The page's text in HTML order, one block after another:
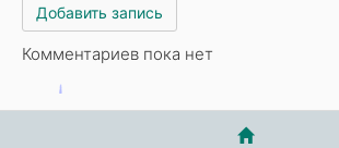
Добавить запись
Комментариев пока нет